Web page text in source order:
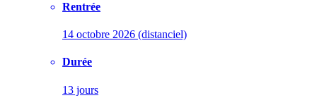
Rentrée
14 octobre 2026 (distanciel)
Durée
13 jours